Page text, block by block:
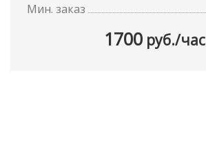
Мин. заказ
1700руб./час